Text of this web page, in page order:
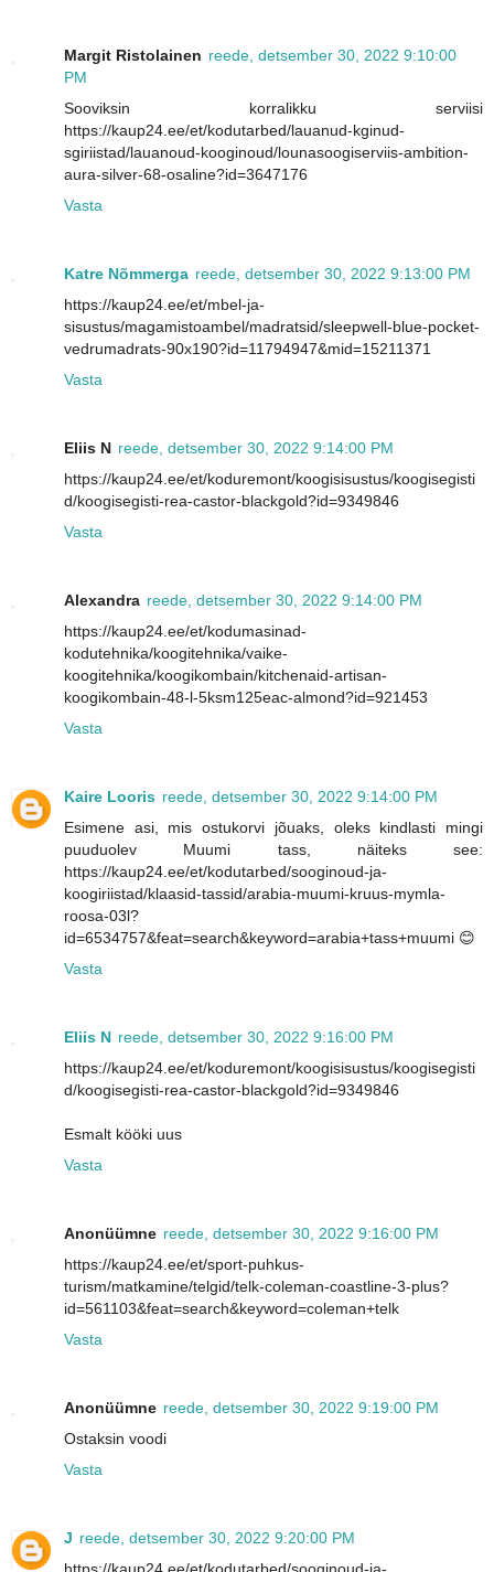
Margit Ristolainen reede, detsember 30, 2022 9:10:00
PM
Sooviksin korralikku serviisi
https://kaup24.ee/et/kodutarbed/lauanud-kginud-
sgiriistad/lauanoud-kooginoud/lounasoogiserviis-ambition-
aura-silver-68-osaline?id=3647176
Vasta
Katre Nõmmerga reede, detsember 30, 2022 9:13:00 PM
https://kaup24.ee/et/mbel-ja-
sisustus/magamistoambel/madratsid/sleepwell-blue-pocket-
vedrumadrats-90x190?id=11794947&mid=15211371
Vasta
Eliis N reede, detsember 30, 2022 9:14:00 PM
https://kaup24.ee/et/koduremont/koogisisustus/koogisegisti
d/koogisegisti-rea-castor-blackgold?id=9349846
Vasta
Alexandra reede, detsember 30, 2022 9:14:00 PM
https://kaup24.ee/et/kodumasinad-
kodutehnika/koogitehnika/vaike-
koogitehnika/koogikombain/kitchenaid-artisan-
koogikombain-48-l-5ksm125eac-almond?id=921453
Vasta
Kaire Looris reede, detsember 30, 2022 9:14:00 PM
Esimene asi, mis ostukorvi jõuaks, oleks kindlasti mingi
puuduolev Muumi tass, näiteks see:
https://kaup24.ee/et/kodutarbed/sooginoud-ja-
koogiriistad/klaasid-tassid/arabia-muumi-kruus-mymla-
roosa-03l?
id=6534757&feat=search&keyword=arabia+tass+muumi 😊
Vasta
Eliis N reede, detsember 30, 2022 9:16:00 PM
https://kaup24.ee/et/koduremont/koogisisustus/koogisegisti
d/koogisegisti-rea-castor-blackgold?id=9349846
Esmalt kööki uus
Vasta
Anonüümne reede, detsember 30, 2022 9:16:00 PM
https://kaup24.ee/et/sport-puhkus-
turism/matkamine/telgid/telk-coleman-coastline-3-plus?
id=561103&feat=search&keyword=coleman+telk
Vasta
Anonüümne reede, detsember 30, 2022 9:19:00 PM
Ostaksin voodi
Vasta
J reede, detsember 30, 2022 9:20:00 PM